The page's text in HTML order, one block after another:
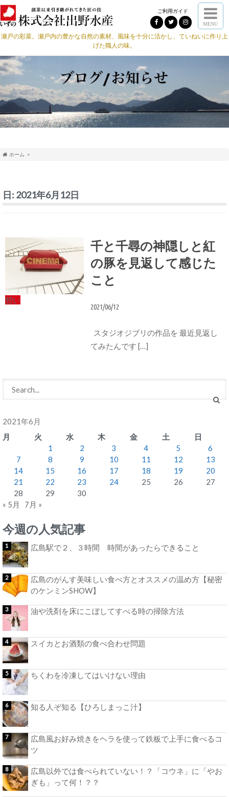
ご利用ガイド
MENU
瀬戸の彩菜。瀬戸内の豊かな自然の素材、風味を十分に活かし、ていねいに作り上
げた職人の味。
ホーム
日: 2021年6月12日
想い
千と千尋の神隠しと紅
の豚を見返して感じた
こと
2021/06/12
スタジオジブリの作品を 最近見返し
てみたんです […]
2021年6月
月
火 水 木 金 土
日
1
2 3 4 5
6
7
8 9 10 11 12
13
14
15 16 17 18 19
20
21
22 23 24 25 26
27
28
29
30
« 5月
7月 »
今週の人気記事
広島駅で２、３時間 時間があったらできること
広島のがんす美味しい食べ方とオススメの温め方【秘密
のケンミンSHOW】
油や洗剤を床にこぼしてすべる時の掃除方法
スイカとお酒類の食べ合わせ問題
ちくわを冷凍してはいけない理由
知る人ぞ知る【ひろしまっこ汁】
広島風お好み焼きをヘラを使って鉄板で上手に食べるコ
ツ
広島以外では食べられていない！？「コウネ」に「やお
ぎも」って何！？？